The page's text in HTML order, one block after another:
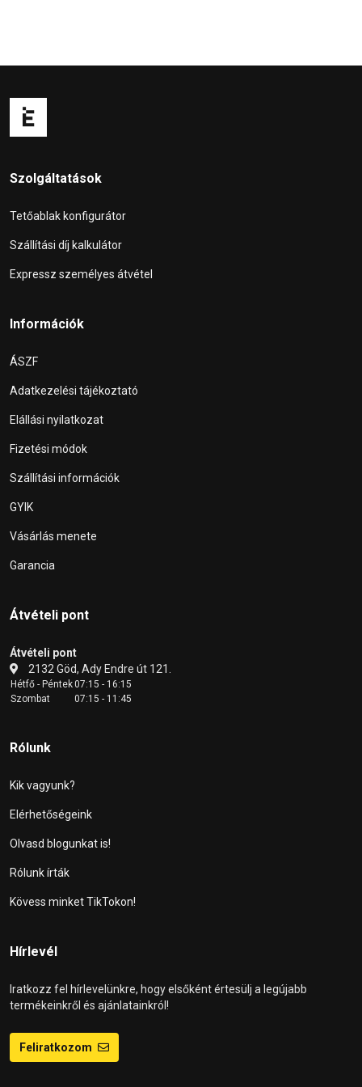
Szolgáltatások
Tetőablak konfigurátor
Szállítási díj kalkulátor
Expressz személyes átvétel
Információk
ÁSZF
Adatkezelési tájékoztató
Elállási nyilatkozat
Fizetési módok
Szállítási információk
GYIK
Vásárlás menete
Garancia
Átvételi pont
Átvételi pont
2132 Göd, Ady Endre út 121.
Hétfő - Péntek07:15 - 16:15
Szombat
07:15 - 11:45
Rólunk
Kik vagyunk?
Elérhetőségeink
Olvasd blogunkat is!
Rólunk írták
Kövess minket TikTokon!
Hírlevél
Iratkozz fel hírlevelünkre, hogy elsőként értesülj a legújabb
termékeinkről és ajánlatainkról!
Feliratkozom